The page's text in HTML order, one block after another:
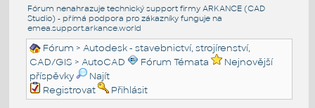
Fórum nenahrazuje technický support firmy ARKANCE (CAD
Studio) - přímá podpora pro zákazníky funguje na
emea.support.arkance.world
Fórum >Autodesk - stavebnictví, strojírenství,
CAD/GIS >AutoCAD Fórum Témata
Nejnovější
příspěvky
Najít
Registrovat
Přihlásit